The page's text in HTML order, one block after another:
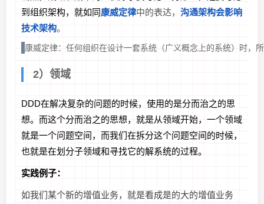
到组织架构，就如同康威定律中的表达， 沟通架构会影响
技术架构。
康威定律：任何组织在设计一套系统（广义概念上的系统）时，
2）领域
DDD在解决复杂的问题的时候，使用的是分而治之的思
想。而这个分而治之的思想，就是从领域开始，一个领域
就是一个问题空间，而我们在拆分这个问题空间的时候，
也就是在划分子领域和寻找它的解系统的过程。
实践例子：
如我们某个新的增值业务，就是看成是的大的增值业务